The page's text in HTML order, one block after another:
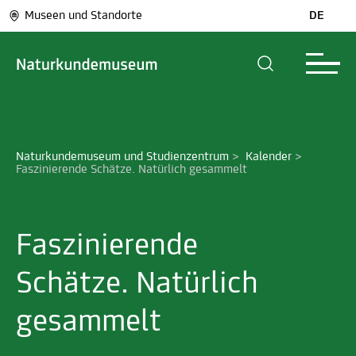
Museen und Standorte DE
Naturkundemuseum und Studienzentrum > Kalender >
Faszinierende Schätze. Natürlich gesammelt
Faszinierende
Schätze. Natürlich
gesammelt